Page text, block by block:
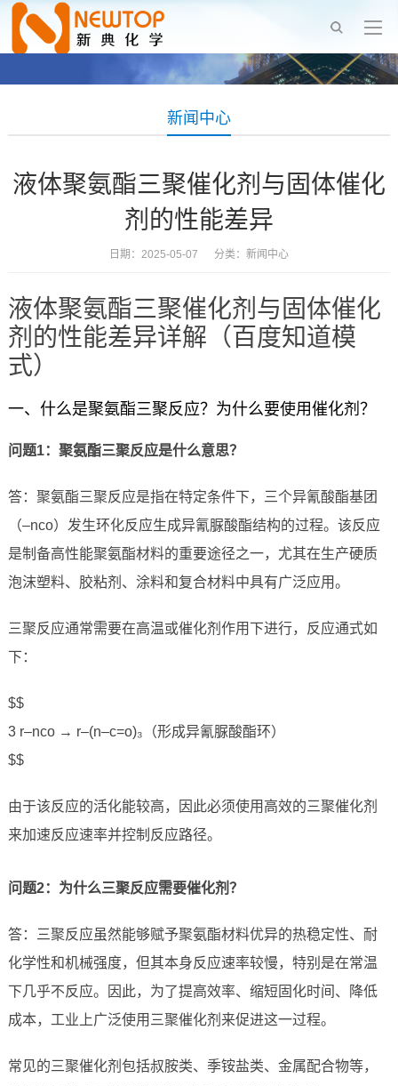
新闻中心
液体聚氨酯三聚催化剂与固体催化
剂的性能差异
日期：2025-05-07 分类： 新闻中心
液体聚氨酯三聚催化剂与固体催化
剂的性能差异详解（百度知道模
式）
一、什么是聚氨酯三聚反应？为什么要使用催化剂？
问题1：聚氨酯三聚反应是什么意思？
答：聚氨酯三聚反应是指在特定条件下，三个异氰酸酯基团
（–nco）发生环化反应生成异氰脲酸酯结构的过程。该反应
是制备高性能聚氨酯材料的重要途径之一，尤其在生产硬质
泡沫塑料、胶粘剂、涂料和复合材料中具有广泛应用。
三聚反应通常需要在高温或催化剂作用下进行，反应通式如
下：
$$
3 r–nco → r–(n–c=o)₃（形成异氰脲酸酯环）
$$
由于该反应的活化能较高，因此必须使用高效的三聚催化剂
来加速反应速率并控制反应路径。
问题2：为什么三聚反应需要催化剂？
答：三聚反应虽然能够赋予聚氨酯材料优异的热稳定性、耐
化学性和机械强度，但其本身反应速率较慢，特别是在常温
下几乎不反应。因此，为了提高效率、缩短固化时间、降低
成本，工业上广泛使用三聚催化剂来促进这一过程。
常见的三聚催化剂包括叔胺类、季铵盐类、金属配合物等，